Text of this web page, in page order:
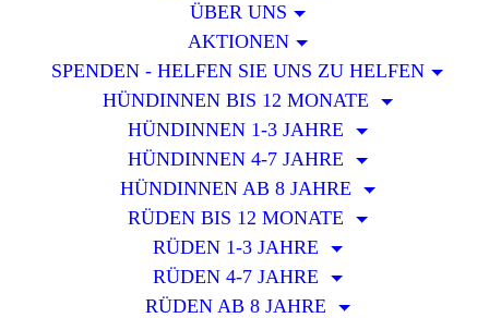
ÜBER UNS
AKTIONEN
SPENDEN - HELFEN SIE UNS ZU HELFEN
HÜNDINNEN BIS 12 MONATE
HÜNDINNEN 1-3 JAHRE
HÜNDINNEN 4-7 JAHRE
HÜNDINNEN AB 8 JAHRE
RÜDEN BIS 12 MONATE
RÜDEN 1-3 JAHRE
RÜDEN 4-7 JAHRE
RÜDEN AB 8 JAHRE